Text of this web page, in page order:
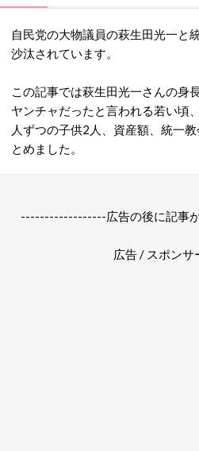
自民党の大物議員の萩生田光一と
沙汰されています。
この記事では萩生田光一さんの身
ヤンチャだったと言われる若い頃
人ずつの子供2人、資産額、統一
とめました。
------------------広告の後に記事
広告 / スポンサ